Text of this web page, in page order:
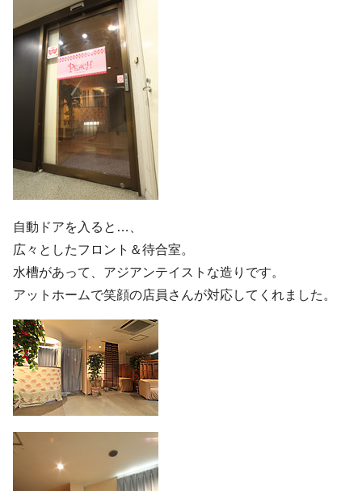
自動ドアを入ると…、
広々としたフロント＆待合室。
水槽があって、アジアンテイストな造りです。
アットホームで笑顔の店員さんが対応してくれました。